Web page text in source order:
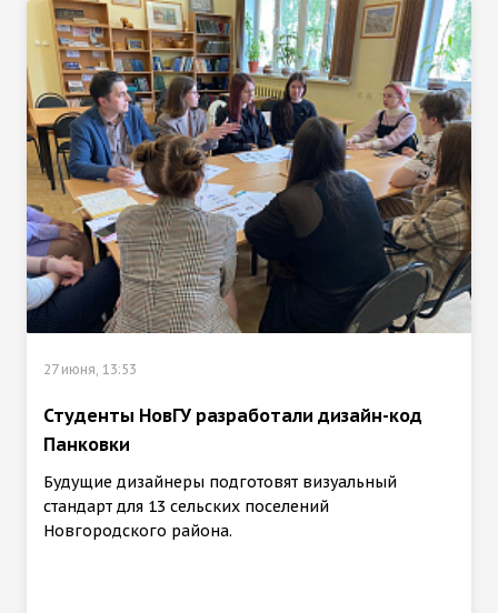
27 июня, 13:53
Студенты НовГУ разработали дизайн-код
Панковки
Будущие дизайнеры подготовят визуальный
стандарт для 13 сельских поселений
Новгородского района.